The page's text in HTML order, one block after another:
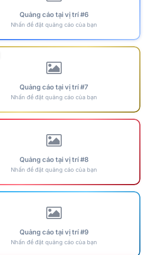
Quảng cáo tại vị trí #6
Nhấn để đặt quảng cáo của bạn
Quảng cáo tại vị trí #7
Nhấn để đặt quảng cáo của bạn
Quảng cáo tại vị trí #8
Nhấn để đặt quảng cáo của bạn
Quảng cáo tại vị trí #9
Nhấn để đặt quảng cáo của bạn